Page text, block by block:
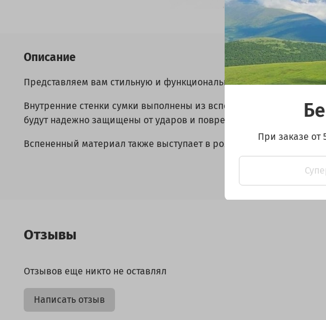
Описание
Представляем вам стильную и функциональную сумку,
Внутренние стенки сумки выполнены из вспененного
будут надежно защищены от ударов и повреждений во время
Вспененный материал также выступает в роли эффективного
Отзывы
Отзывов еще никто не оставлял
Написать отзыв
При заказе от